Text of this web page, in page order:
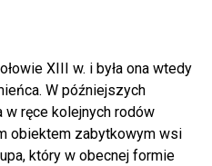
XIII w. i była ona wtedy
W późniejszych
w ręce kolejnych rodów
obiektem zabytkowym wsi
który w obecnej formie